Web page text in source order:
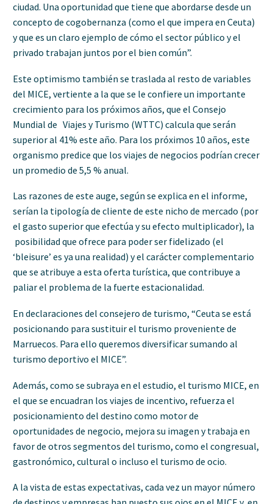
ciudad. Una oportunidad que tiene que abordarse desde un
concepto de cogobernanza (como el que impera en Ceuta)
y que es un claro ejemplo de cómo el sector público y el
privado trabajan juntos por el bien común”.
Este optimismo también se traslada al resto de variables
del MICE, vertiente a la que se le confiere un importante
crecimiento para los próximos años, que el Consejo
Mundial de Viajes y Turismo (WTTC) calcula que serán
superior al 41% este año. Para los próximos 10 años, este
organismo predice que los viajes de negocios podrían crecer
un promedio de 5,5 % anual.
Las razones de este auge, según se explica en el informe,
serían la tipología de cliente de este nicho de mercado (por
el gasto superior que efectúa y su efecto multiplicador), la
posibilidad que ofrece para poder ser fidelizado (el
‘bleisure’ es ya una realidad) y el carácter complementario
que se atribuye a esta oferta turística, que contribuye a
paliar el problema de la fuerte estacionalidad.
En declaraciones del consejero de turismo, “Ceuta se está
posicionando para sustituir el turismo proveniente de
Marruecos. Para ello queremos diversificar sumando al
turismo deportivo el MICE”.
Además, como se subraya en el estudio, el turismo MICE, en
el que se encuadran los viajes de incentivo, refuerza el
posicionamiento del destino como motor de
oportunidades de negocio, mejora su imagen y trabaja en
favor de otros segmentos del turismo, como el congresual,
gastronómico, cultural o incluso el turismo de ocio.
A la vista de estas expectativas, cada vez un mayor número